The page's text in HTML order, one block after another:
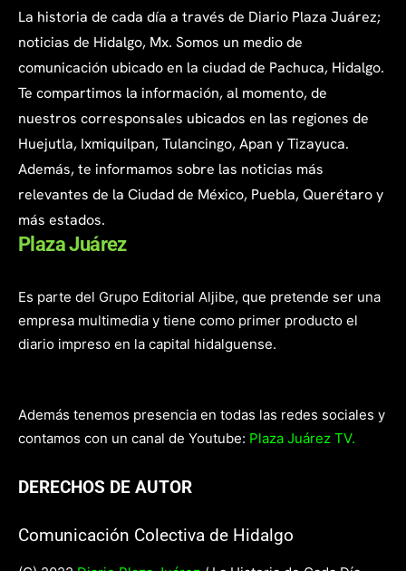
La historia de cada día a través de Diario Plaza Juárez;
noticias de Hidalgo, Mx. Somos un medio de
comunicación ubicado en la ciudad de Pachuca, Hidalgo.
Te compartimos la información, al momento, de
nuestros corresponsales ubicados en las regiones de
Huejutla, Ixmiquilpan, Tulancingo, Apan y Tizayuca.
Además, te informamos sobre las noticias más
relevantes de la Ciudad de México, Puebla, Querétaro y
más estados.
Plaza Juárez
Es parte del Grupo Editorial Aljibe, que pretende ser una
empresa multimedia y tiene como primer producto el
diario impreso en la capital hidalguense.
Además tenemos presencia en todas las redes sociales y
contamos con un canal de Youtube: Plaza Juárez TV.
DERECHOS DE AUTOR
Comunicación Colectiva de Hidalgo